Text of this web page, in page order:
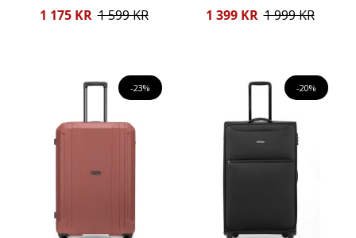
Reducerat
1 175 KR 1 599 KR
Reducerat
1 399 KR 1 999 KR
-23% -20%